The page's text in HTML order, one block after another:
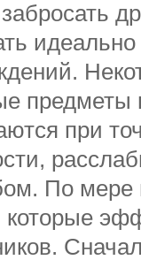
предметы
при
По мере
которые